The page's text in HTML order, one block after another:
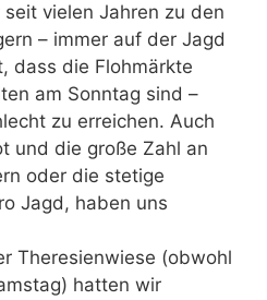
vielen Jahren zu den
– immer auf der Jagd
dass die Flohmärkte
am Sonntag sind –
zu erreichen. Auch
und die große Zahl an
oder die stetige
Jagd, haben uns
Theresienwiese (obwohl
hatten wir